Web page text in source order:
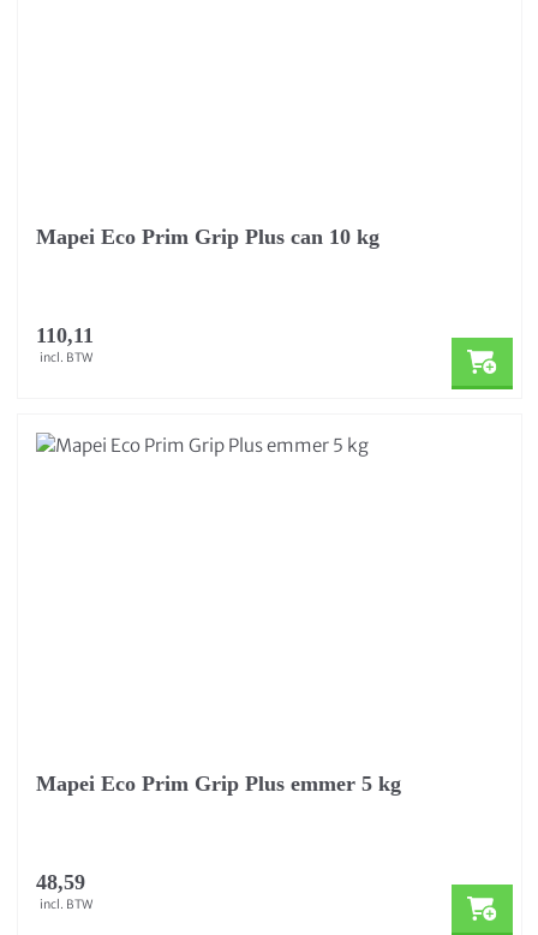
Mapei Eco Prim Grip Plus can 10 kg
110,11
incl. BTW
Mapei Eco Prim Grip Plus emmer 5 kg
48,59
incl. BTW